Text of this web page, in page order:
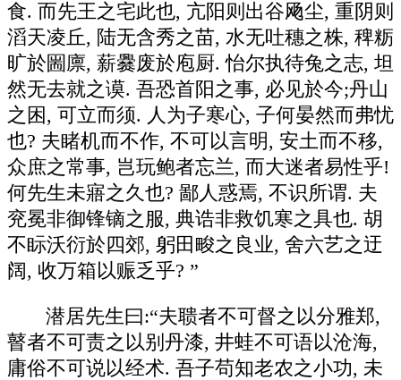
食. 而先王之宅此也, 亢阳则出谷飏尘, 重阴则
滔天凌丘, 陆无含秀之苗, 水无吐穗之株, 稗粝
旷於圌廪, 薪爨废於庖厨. 怡尔执待兔之志, 坦
然无去就之谟. 吾恐首阳之事, 必见於今;丹山
之困, 可立而须. 人为子寒心, 子何晏然而弗忧
也? 夫睹机而不作, 不可以言明, 安土而不移,
众庶之常事, 岂玩鲍者忘兰, 而大迷者易性乎!
何先生未寤之久也? 鄙人惑焉, 不识所谓. 夫
兖冕非御锋镝之服, 典诰非救饥寒之具也. 胡
不眎沃衍於四郊, 躬田畯之良业, 舍六艺之迂
阔, 收万箱以赈乏乎? ”
潜居先生曰:“夫聩者不可督之以分雅郑,
瞽者不可责之以别丹漆, 井蛙不可语以沧海,
庸俗不可说以经术. 吾子苟知老农之小功, 未